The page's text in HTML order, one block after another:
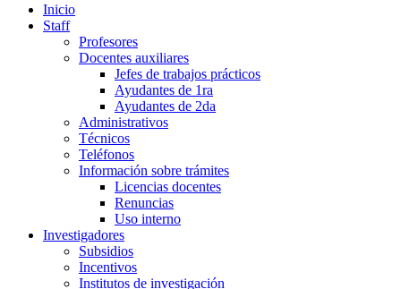
Inicio
Staff
Profesores
Docentes auxiliares
Jefes de trabajos prácticos
Ayudantes de 1ra
Ayudantes de 2da
Administrativos
Técnicos
Teléfonos
Información sobre trámites
Licencias docentes
Renuncias
Uso interno
Investigadores
Subsidios
Incentivos
Institutos de investigación